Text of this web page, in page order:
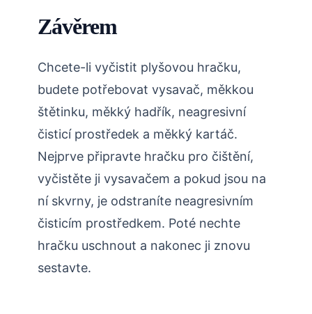
Závěrem
Chcete-li vyčistit plyšovou hračku,
budete potřebovat vysavač, měkkou
štětinku, měkký hadřík, neagresivní
čisticí prostředek a měkký kartáč.
Nejprve připravte hračku pro čištění,
vyčistěte ji vysavačem a pokud jsou na
ní skvrny, je odstraníte neagresivním
čisticím prostředkem. Poté nechte
hračku uschnout a nakonec ji znovu
sestavte.